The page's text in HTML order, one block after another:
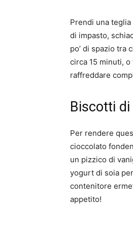
Prendi una
di impasto,
po’ di spazio tra
circa 15 minuti,
raffreddare
Biscotti
Per rendere
cioccolato
un pizzico di
yogurt di soia
contenitore
appetito!